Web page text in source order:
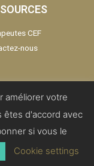
CEF
nous
Region EU
améliorer votre
êtes d'accord avec
si vous le
Cookie settings